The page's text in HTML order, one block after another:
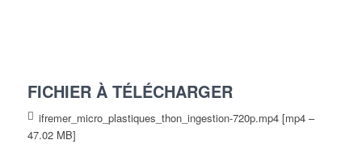
FICHIER À TÉLÉCHARGER
ifremer_micro_plastiques_thon_ingestion-720p.mp4 [mp4 –
47.02 MB]